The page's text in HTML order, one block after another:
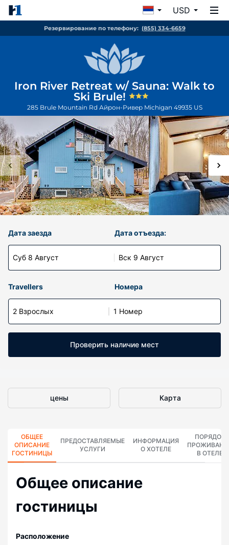
USD
Резервирование по телефону: (855) 334-6659
Iron River Retreat w/ Sauna: Walk to
Ski Brule!
285 Brule Mountain Rd Айрон-Ривер Michigan 49935 US
Дата заезда
Суб 8 Август
Дата отъезда:
Вск 9 Август
Travellers Номера
2 Взрослых 1 Номер
Проверить наличие мест
цены Карта
ОБЩЕЕ
ОПИСАНИЕ
ГОСТИНИЦЫ
ПРЕДОСТАВЛЯЕМЫЕ
УСЛУГИ
ИНФОРМАЦИЯ
О ХОТЕЛЕ
ПОРЯДОК
В ОТЕЛЕ
Общее описание
гостиницы
Pасположение